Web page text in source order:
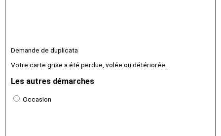
Demande de duplicata
Votre carte grise a été perdue, volée ou détériorée.
Les autres démarches
Occasion